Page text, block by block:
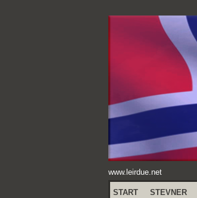
www.leirdue.net
START STEVNER